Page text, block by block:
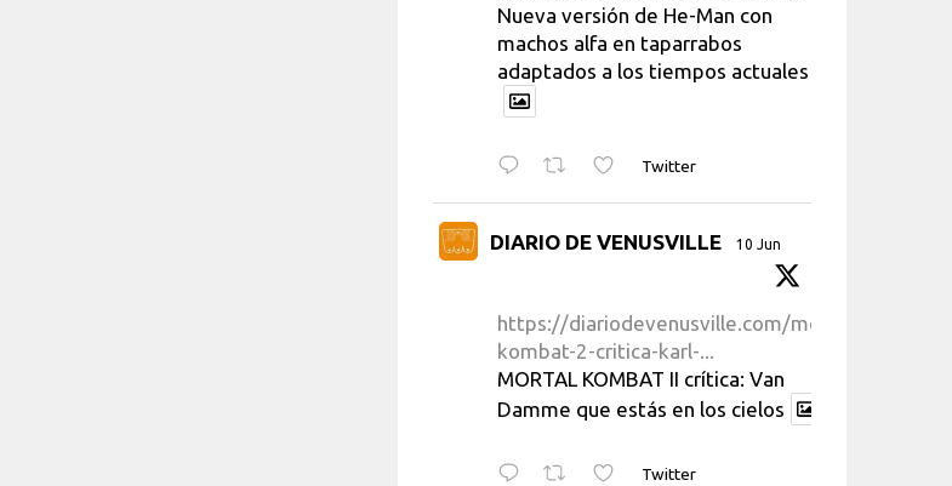
Nueva versión de He-Man con
machos alfa en taparrabos
adaptados a los tiempos actuales
Twitter
DIARIO DE VENUSVILLE 10 Jun
https://diariodevenusville.com/mortal-
kombat-2-critica-karl-...
MORTAL KOMBAT II crítica: Van
Damme que estás en los cielos
Twitter